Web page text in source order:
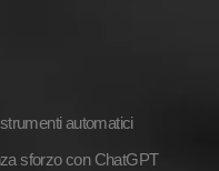
automatici
sforzo con ChatGPT